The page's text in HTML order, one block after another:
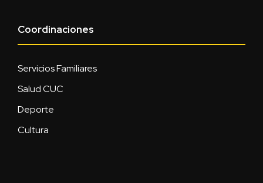
Coordinaciones
Servicios Familiares
Salud CUC
Deporte
Cultura